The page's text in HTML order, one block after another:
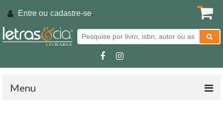
Entre ou cadastre-se.
Menu